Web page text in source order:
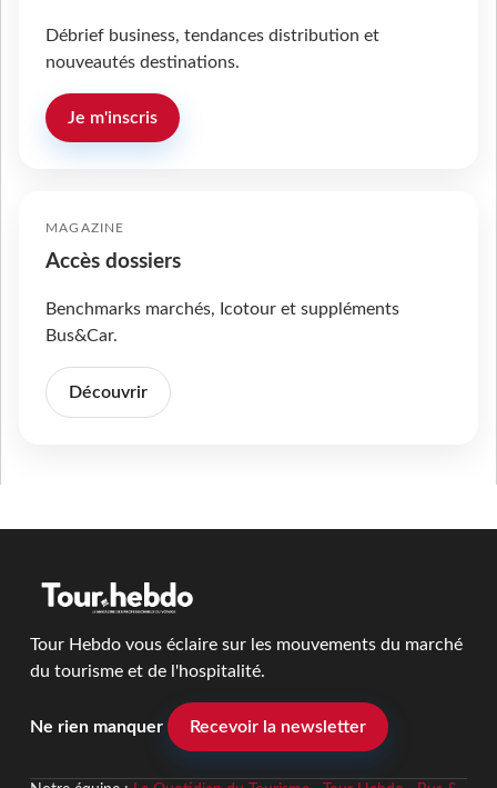
Débrief business, tendances distribution et
nouveautés destinations.
Je m'inscris
MAGAZINE
Accès dossiers
Benchmarks marchés, Icotour et suppléments
Bus&Car.
Découvrir
Tour Hebdo vous éclaire sur les mouvements du marché
du tourisme et de l'hospitalité.
Ne rien manquer Recevoir la newsletter